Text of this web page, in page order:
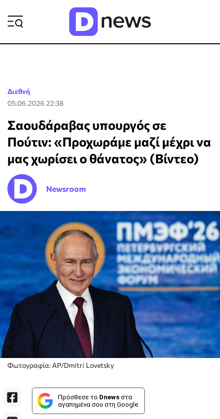
Διεθνή
05.06.2026 22:38
Σαουδάραβας υπουργός σε
Πούτιν: «Προχωράμε μαζί μέχρι να
μας χωρίσει ο θάνατος» (Βίντεο)
Newsroom
Φωτογραφία: AP/Dmitri Lovetsky
Πρόσθεσε το Dnews στα
αγαπημένα σου στη Google